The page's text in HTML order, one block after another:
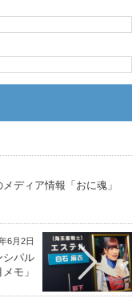
ディア情報「おに魂」
6月2日
シパル
モ」